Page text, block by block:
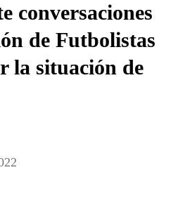
TV
conversaciones
de Futbolistas
la situación de